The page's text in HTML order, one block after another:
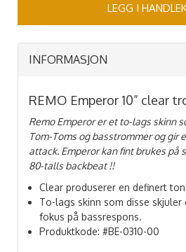
LEGG I
INFORMASJON
REMO Emperor 10” clear
Remo Emperor er et to-lags skinn
Tom-Toms og basstrommer og gir
attack. Emperor kan fint brukes på
80-talls backbeat !!
Clear produserer en definert
To-lags skinn som disse
fokus på bassrespons.
Produktkode: #BE-0310-00